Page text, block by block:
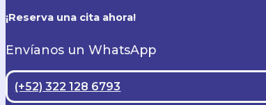
¡Reserva una cita ahora!
Envíanos un WhatsApp
(+52) 322 128 6793